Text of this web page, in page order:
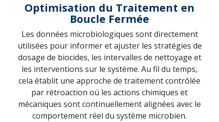
Optimisation du Traitement en
Boucle Fermée
Les données microbiologiques sont directement
utilisées pour informer et ajuster les stratégies de
dosage de biocides, les intervalles de nettoyage et
les interventions sur le système. Au fil du temps,
cela établit une approche de traitement contrôlée
par rétroaction où les actions chimiques et
mécaniques sont continuellement alignées avec le
comportement réel du système microbien.